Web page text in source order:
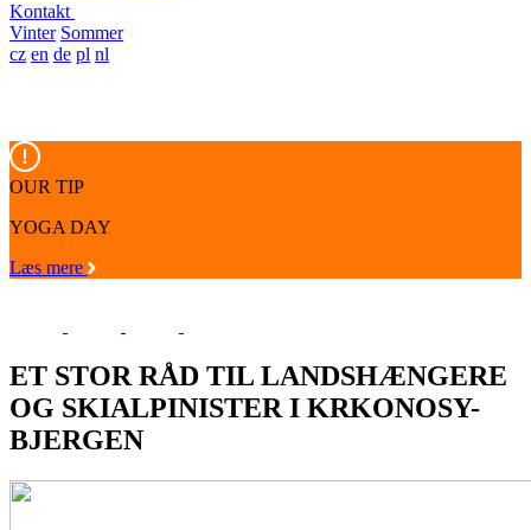
Kontakt
Vinter Sommer
cz en de pl nl
OUR TIP
YOGA DAY
Læs mere
ET STOR RÅD TIL LANDSHÆNGERE
OG SKIALPINISTER I KRKONOSY-
BJERGEN